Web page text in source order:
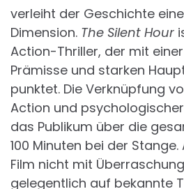
verleiht der Geschichte
Dimension. The Silent Hour
Action-Thriller, der mit
Prämisse und starken
punktet. Die Verknüpfung
Action und
das Publikum über die
100 Minuten bei der
Film nicht mit
gelegentlich auf bekannte